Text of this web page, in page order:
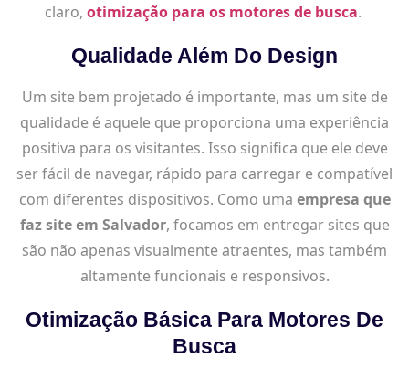
claro, otimização para os motores de busca.
Qualidade Além Do Design
Um site bem projetado é importante, mas um site de
qualidade é aquele que proporciona uma experiência
positiva para os visitantes. Isso significa que ele deve
ser fácil de navegar, rápido para carregar e compatível
com diferentes dispositivos. Como uma empresa que
faz site em Salvador, focamos em entregar sites que
são não apenas visualmente atraentes, mas também
altamente funcionais e responsivos.
Otimização Básica Para Motores De
Busca